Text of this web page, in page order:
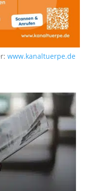
www.kanaltuerpe.de